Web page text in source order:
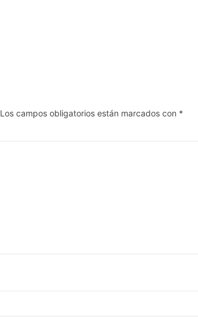
Los campos obligatorios están marcados con *